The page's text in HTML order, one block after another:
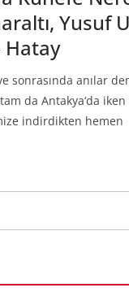
Yusuf
Hatay
sonrasında anılar
da Antakya‘da
indirdikten hemen